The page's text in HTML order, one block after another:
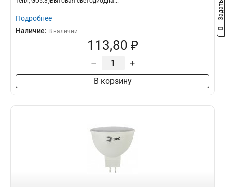
Подробнее
Наличие: В наличии
113,80 ₽
– +
В корзину